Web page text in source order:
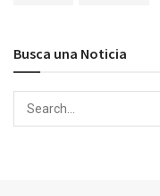
Busca una Noticia